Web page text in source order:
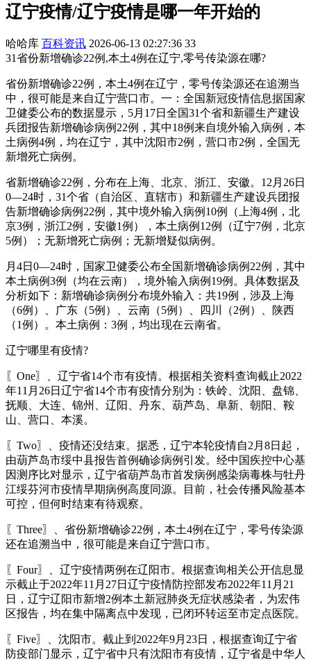
辽宁疫情/辽宁疫情是哪一年开始的
哈哈库 百科资讯 2026-06-13 02:27:36 33
31省份新增确诊22例,本土4例在辽宁,零号传染源在哪?
省份新增确诊22例，本土4例在辽宁，零号传染源还在追溯当
中，很可能是来自辽宁营口市。一：全国新冠疫情信息据国家
卫健委公布的数据显示，5月17日全国31个省和新疆生产建设
兵团报告新增确诊病例22例，其中18例来自境外输入病例，本
土病例4例，均在辽宁，其中沈阳市2例，营口市2例，全国无
新增死亡病例。
省新增确诊22例，分布在上海、北京、浙江、安徽。12月26日
0—24时，31个省（自治区、直辖市）和新疆生产建设兵团报
告新增确诊病例22例，其中境外输入病例10例（上海4例，北
京3例，浙江2例，安徽1例），本土病例12例（辽宁7例，北京
5例）；无新增死亡病例；无新增疑似病例。
月4日0—24时，国家卫健委公布全国新增确诊病例22例，其中
本土病例3例（均在云南），境外输入病例19例。具体数据及
分析如下：新增确诊病例分布境外输入：共19例，涉及上海
（6例）、广东（5例）、云南（5例）、四川（2例）、陕西
（1例）。本土病例：3例，均出现在云南省。
辽宁哪里有疫情?
〖One〗、辽宁省14个市有疫情。根据相关资料查询截止2022
年11月26日辽宁省14个市有疫情分别为：铁岭、沈阳、盘锦、
抚顺、大连、锦州、辽阳、丹东、葫芦岛、阜新、朝阳、鞍
山、营口、本溪。
〖Two〗、疫情还没结束。据悉，辽宁本轮疫情自2月8日起，
由葫芦岛市绥中县报告首例确诊病例引发。经中国疾控中心基
因测序比对显示，辽宁省葫芦岛市首发病例感染病毒株与牡丹
江绥芬河市疫情早期病例高度同源。目前，社会传播风险基本
可控，但何时结束有待观察。
〖Three〗、省份新增确诊22例，本土4例在辽宁，零号传染源
还在追溯当中，很可能是来自辽宁营口市。
〖Four〗、辽宁疫情两例在辽阳市。根据查询相关公开信息显
示截止于2022年11月27日辽宁疫情防控部发布2022年11月21
日，辽宁辽阳市新增2例本土新冠肺炎无症状感染者，为宏伟
区报告，均在集中隔离点中发现，已闭环转运至市定点医院。
〖Five〗、沈阳市。截止到2022年9月23日，根据查询辽宁省
防疫部门显示，辽宁省中只有沈阳市有疫情，辽宁省是中华人